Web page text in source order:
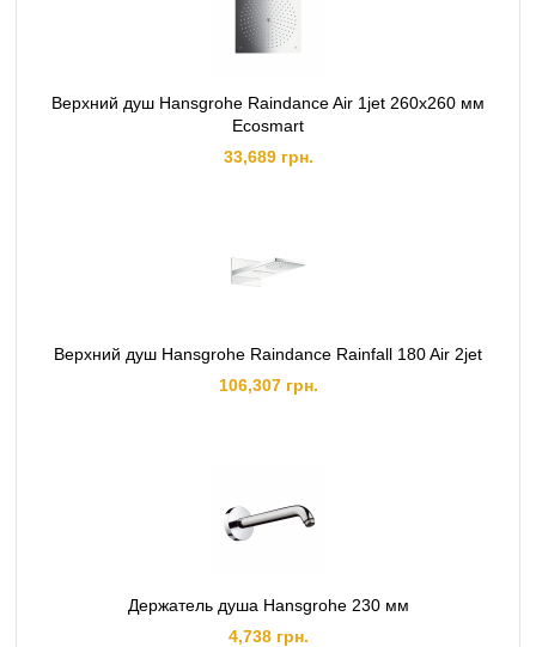
Верхний душ Hansgrohe Raindance Air 1jet 260x260 мм
Ecosmart
33,689 грн.
Верхний душ Hansgrohe Raindance Rainfall 180 Air 2jet
106,307 грн.
Держатель душа Hansgrohe 230 мм
4,738 грн.